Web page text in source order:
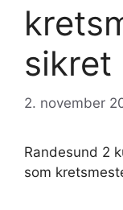
sikret
2. november
Randesund 2
som